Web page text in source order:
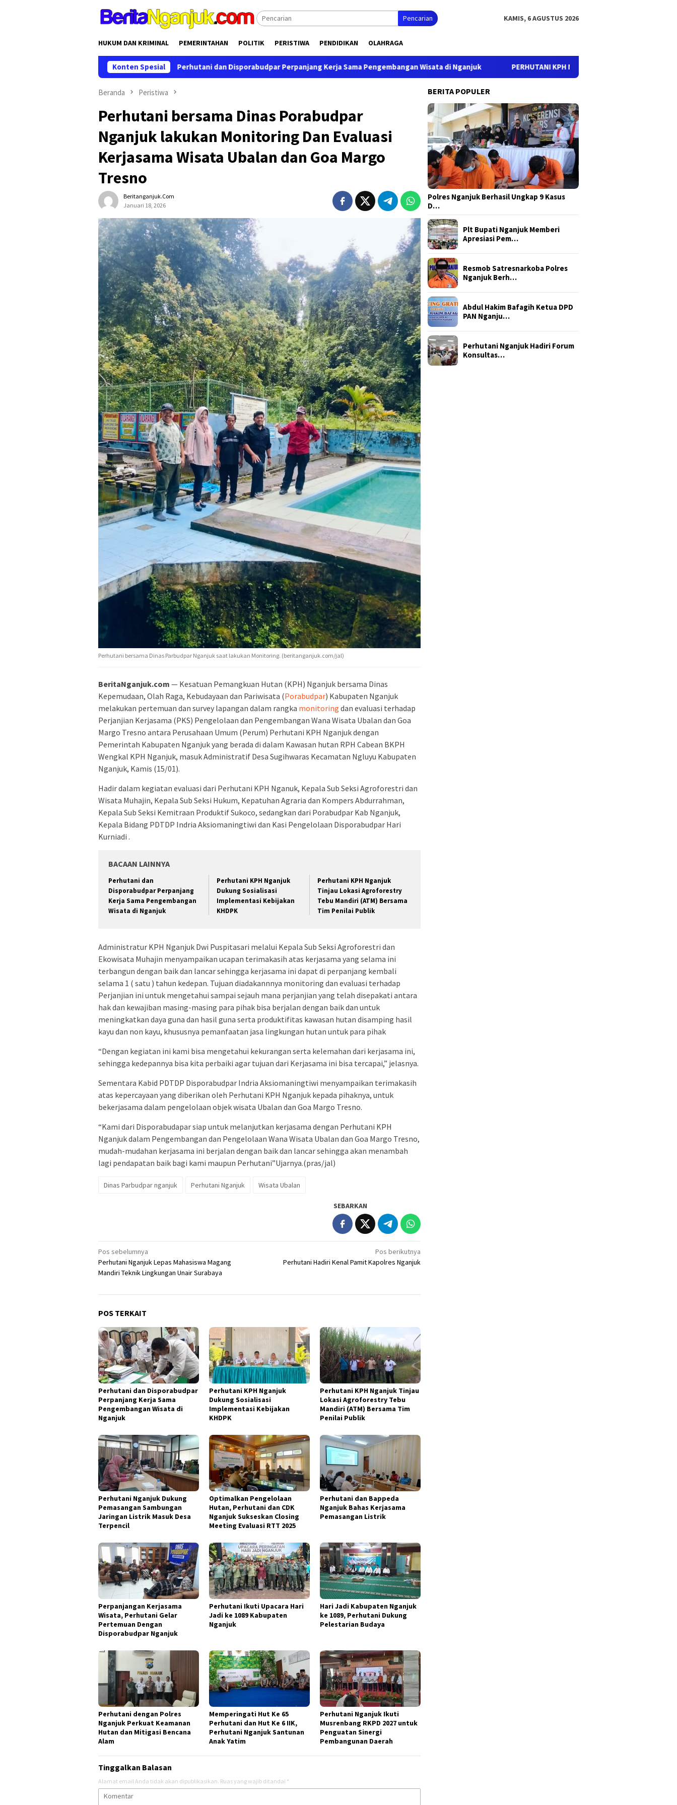
Pencarian KAMIS, 6 AGUSTUS 2026
HUKUM DAN KRIMINAL PEMERINTAHAN POLITIK PERISTIWA PENDIDIKAN OLAHRAGA
Konten Spesial
Perhutani dan Disporabudpar Perpanjang Kerja Sama Pengembangan Wisata di Nganjuk PERHUTANI KPH NGANJUK DUKUNG BHAYANGKARA OFF ROAD DALAM
Beranda Peristiwa
Perhutani bersama Dinas Porabudpar
Nganjuk lakukan Monitoring Dan Evaluasi
Kerjasama Wisata Ubalan dan Goa Margo
Tresno
Beritanganjuk.com
Januari 18, 2026
Perhutani bersama Dinas Parbudpar Nganjuk saat lakukan Monitoring. (beritanganjuk.com/jal)
BeritaNganjuk.com — Kesatuan Pemangkuan Hutan (KPH) Nganjuk bersama Dinas
Kepemudaan, Olah Raga, Kebudayaan dan Pariwisata (Porabudpar) Kabupaten Nganjuk
melakukan pertemuan dan survey lapangan dalam rangka monitoring dan evaluasi terhadap
Perjanjian Kerjasama (PKS) Pengelolaan dan Pengembangan Wana Wisata Ubalan dan Goa
Margo Tresno antara Perusahaan Umum (Perum) Perhutani KPH Nganjuk dengan
Pemerintah Kabupaten Nganjuk yang berada di dalam Kawasan hutan RPH Cabean BKPH
Wengkal KPH Nganjuk, masuk Administratif Desa Sugihwaras Kecamatan Ngluyu Kabupaten
Nganjuk, Kamis (15/01).
Hadir dalam kegiatan evaluasi dari Perhutani KPH Nganuk, Kepala Sub Seksi Agroforestri dan
Wisata Muhajin, Kepala Sub Seksi Hukum, Kepatuhan Agraria dan Kompers Abdurrahman,
Kepala Sub Seksi Kemitraan Produktif Sukoco, sedangkan dari Porabudpar Kab Nganjuk,
Kepala Bidang PDTDP Indria Aksiomaningtiwi dan Kasi Pengelolaan Disporabudpar Hari
Kurniadi .
BACAAN LAINNYA
Perhutani dan
Disporabudpar Perpanjang
Kerja Sama Pengembangan
Wisata di Nganjuk
Perhutani KPH Nganjuk
Dukung Sosialisasi
Implementasi Kebijakan
KHDPK
Perhutani KPH Nganjuk
Tinjau Lokasi Agroforestry
Tebu Mandiri (ATM) Bersama
Tim Penilai Publik
Administratur KPH Nganjuk Dwi Puspitasari melalui Kepala Sub Seksi Agroforestri dan
Ekowisata Muhajin menyampaikan ucapan terimakasih atas kerjasama yang selama ini
terbangun dengan baik dan lancar sehingga kerjasama ini dapat di perpanjang kembali
selama 1 ( satu ) tahun kedepan. Tujuan diadakannnya monitoring dan evaluasi terhadap
Perjanjian ini untuk mengetahui sampai sejauh mana perjanjian yang telah disepakati antara
hak dan kewajiban masing-masing para pihak bisa berjalan dengan baik dan untuk
meningkatkan daya guna dan hasil guna serta produktifitas kawasan hutan disamping hasil
kayu dan non kayu, khususnya pemanfaatan jasa lingkungan hutan untuk para pihak
“Dengan kegiatan ini kami bisa mengetahui kekurangan serta kelemahan dari kerjasama ini,
sehingga kedepannya bisa kita perbaiki agar tujuan dari Kerjasama ini bisa tercapai,” jelasnya.
Sementara Kabid PDTDP Disporabudpar Indria Aksiomaningtiwi menyampaikan terimakasih
atas kepercayaan yang diberikan oleh Perhutani KPH Nganjuk kepada pihaknya, untuk
bekerjasama dalam pengelolaan objek wisata Ubalan dan Goa Margo Tresno.
“Kami dari Disporabudapar siap untuk melanjutkan kerjasama dengan Perhutani KPH
Nganjuk dalam Pengembangan dan Pengelolaan Wana Wisata Ubalan dan Goa Margo Tresno,
mudah-mudahan kerjasama ini berjalan dengan baik dan lancar sehingga akan menambah
lagi pendapatan baik bagi kami maupun Perhutani”Ujarnya.(pras/jal)
Dinas Parbudpar nganjuk Perhutani Nganjuk Wisata Ubalan
SEBARKAN
Navigasi
pos
Pos sebelumnya
Perhutani Nganjuk Lepas Mahasiswa Magang
Mandiri Teknik Lingkungan Unair Surabaya
Pos berikutnya
Perhutani Hadiri Kenal Pamit Kapolres Nganjuk
POS TERKAIT
Perhutani dan Disporabudpar
Perpanjang Kerja Sama
Pengembangan Wisata di
Nganjuk
Perhutani KPH Nganjuk
Dukung Sosialisasi
Implementasi Kebijakan
KHDPK
Perhutani KPH Nganjuk Tinjau
Lokasi Agroforestry Tebu
Mandiri (ATM) Bersama Tim
Penilai Publik
Perhutani Nganjuk Dukung
Pemasangan Sambungan
Jaringan Listrik Masuk Desa
Terpencil
Optimalkan Pengelolaan
Hutan, Perhutani dan CDK
Nganjuk Sukseskan Closing
Meeting Evaluasi RTT 2025
Perhutani dan Bappeda
Nganjuk Bahas Kerjasama
Pemasangan Listrik
Perpanjangan Kerjasama
Wisata, Perhutani Gelar
Pertemuan Dengan
Disporabudpar Nganjuk
Perhutani Ikuti Upacara Hari
Jadi ke 1089 Kabupaten
Nganjuk
Hari Jadi Kabupaten Nganjuk
ke 1089, Perhutani Dukung
Pelestarian Budaya
Perhutani dengan Polres
Nganjuk Perkuat Keamanan
Hutan dan Mitigasi Bencana
Alam
Memperingati Hut Ke 65
Perhutani dan Hut Ke 6 IIK,
Perhutani Nganjuk Santunan
Anak Yatim
Perhutani Nganjuk Ikuti
Musrenbang RKPD 2027 untuk
Penguatan Sinergi
Pembangunan Daerah
Tinggalkan Balasan
Alamat email Anda tidak akan dipublikasikan. Ruas yang wajib ditandai *
BERITA POPULER
Polres Nganjuk Berhasil Ungkap 9 Kasus
D…
Plt Bupati Nganjuk Memberi
Apresiasi Pem…
Resmob Satresnarkoba Polres
Nganjuk Berh…
Abdul Hakim Bafagih Ketua DPD
PAN Nganju…
Perhutani Nganjuk Hadiri Forum
Konsultas…